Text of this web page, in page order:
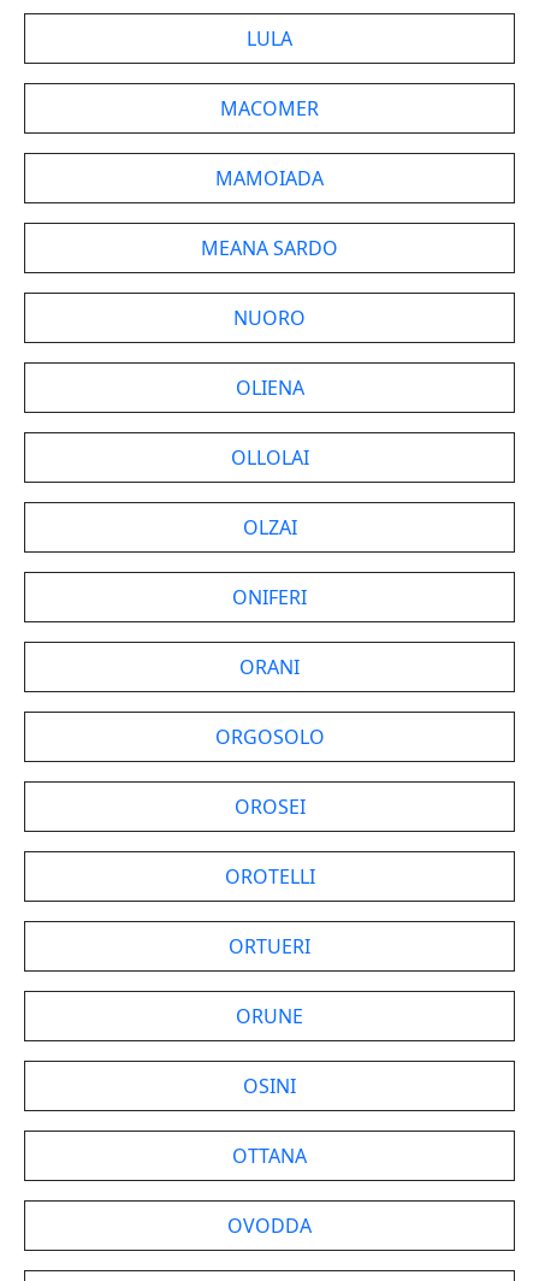
LULA
MACOMER
MAMOIADA
MEANA SARDO
NUORO
OLIENA
OLLOLAI
OLZAI
ONIFERI
ORANI
ORGOSOLO
OROSEI
OROTELLI
ORTUERI
ORUNE
OSINI
OTTANA
OVODDA